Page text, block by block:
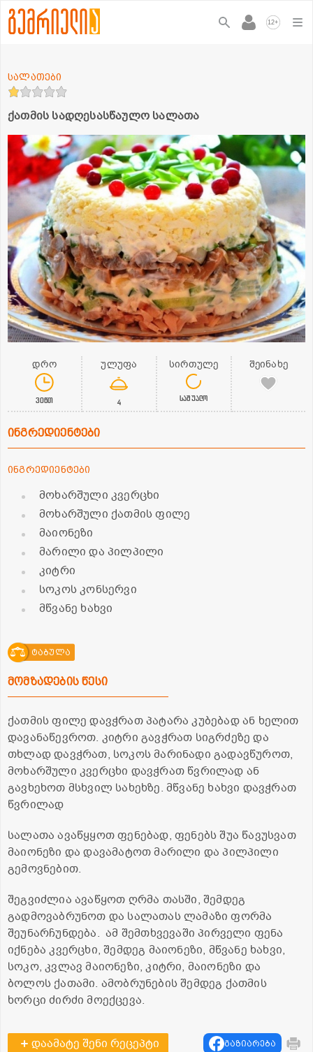
12+
ქათმის სადღესასწაულო სალათა
სალათები
დრო
30წთ
ულუფა
4
სირთულე
საშუალო
შეინახე
ინგრედიენტები
ინგრედიენტები
მოხარშული კვერცხი
მოხარშული ქათმის ფილე
მაიონეზი
მარილი და პილპილი
კიტრი
სოკოს კონსერვი
მწვანე ხახვი
ტაბულა
მომზადების წესი
ქათმის ფილე დავჭრათ პატარა კუბებად ან ხელით
დავანაწევროთ. კიტრი გავჭრათ სიგრძეზე და
თხლად დავჭრათ, სოკოს მარინადი გადავწუროთ,
მოხარშული კვერცხი დავჭრათ წვრილად ან
გავხეხოთ მსხვილ სახეხზე. მწვანე ხახვი დავჭრათ
წვრილად
სალათა ავაწყყოთ ფენებად, ფენებს შუა წავუსვათ
მაიონეზი და დავამატოთ მარილი და პილპილი
გემოვნებით.
შეგვიძლია ავაწყოთ ღრმა თასში, შემდეგ
გადმოვაბრუნოთ და სალათას ლამაზი ფორმა
შეუნარჩუნდება. ამ შემთხვევაში პირველი ფენა
იქნება კვერცხი, შემდეგ მაიონეზი, მწვანე ხახვი,
სოკო, კვლავ მაიონეზი, კიტრი, მაიონეზი და
ბოლოს ქათამი. ამობრუნების შემდეგ ქათმის
ხორცი ძირძი მოექცევა.
დაამატე შენი რეცეპტი გაზიარება